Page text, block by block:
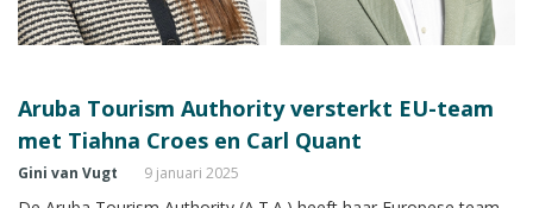
Aruba Tourism Authority versterkt EU-team
met Tiahna Croes en Carl Quant
Gini van Vugt 9 januari 2025